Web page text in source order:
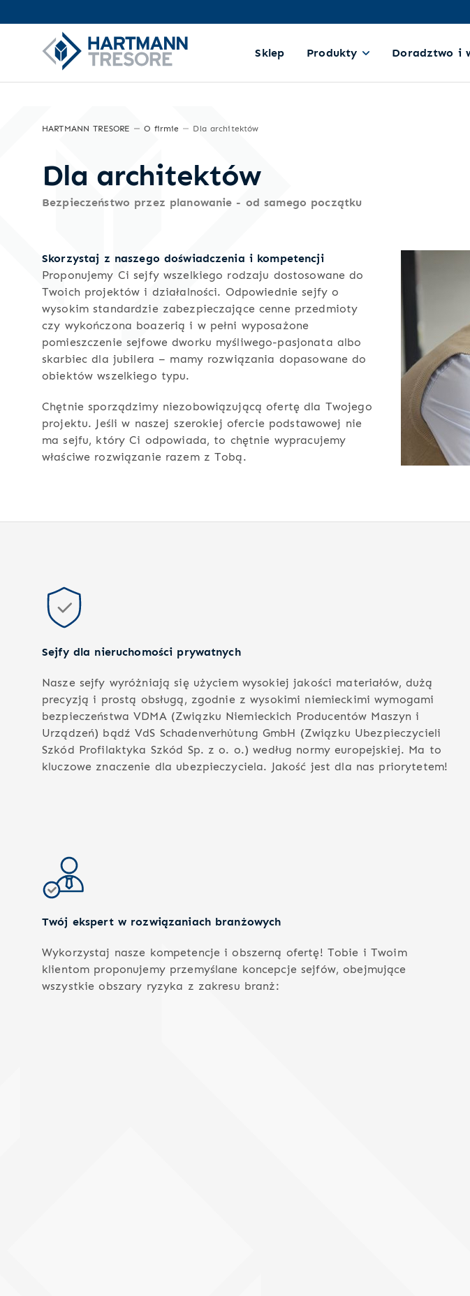
Sklep Produkty Doradztwo i
HARTMANN TRESORE O firmie Dla architektów
Dla architektów
Bezpieczeństwo przez planowanie - od samego początku
Skorzystaj z naszego doświadczenia i kompetencji
Proponujemy Ci sejfy wszelkiego rodzaju dostosowane do
Twoich projektów i działalności. Odpowiednie sejfy o
wysokim standardzie zabezpieczające cenne przedmioty
czy wykończona boazerią i w pełni wyposażone
pomieszczenie sejfowe dworku myśliwego-pasjonata albo
skarbiec dla jubilera – mamy rozwiązania dopasowane do
obiektów wszelkiego typu.
Chętnie sporządzimy niezobowiązującą ofertę dla Twojego
projektu. Jeśli w naszej szerokiej ofercie podstawowej nie
ma sejfu, który Ci odpowiada, to chętnie wypracujemy
właściwe rozwiązanie razem z Tobą.
Sejfy dla nieruchomości prywatnych
Nasze sejfy wyróżniają się użyciem wysokiej jakości materiałów, dużą
precyzją i prostą obsługą, zgodnie z wysokimi niemieckimi wymogami
bezpieczeństwa VDMA (Związku Niemieckich Producentów Maszyn i
Urządzeń) bądź VdS Schadenverhütung GmbH (Związku Ubezpieczycieli
Szkód Profilaktyka Szkód Sp. z o. o.) według normy europejskiej. Ma to
kluczowe znaczenie dla ubezpieczyciela. Jakość jest dla nas priorytetem!
Twój ekspert w rozwiązaniach branżowych
Wykorzystaj nasze kompetencje i obszerną ofertę! Tobie i Twoim
klientom proponujemy przemyślane koncepcje sejfów, obejmujące
wszystkie obszary ryzyka z zakresu branż: